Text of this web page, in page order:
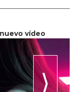
vídeo
⟩